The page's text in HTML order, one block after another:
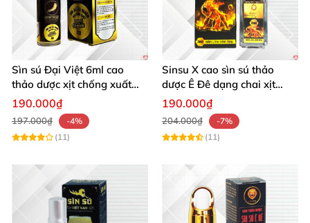
Sìn sú Đại Việt 6ml cao
thảo dược xịt chống xuất
tinh sớm chính hãng
190.000₫
197.000₫
-4%
(11)
Sinsu X cao sìn sú thảo
dược Ê Đê dạng chai xịt
chuẩn nước nguyên chất
190.000₫
204.000₫
-7%
(11)